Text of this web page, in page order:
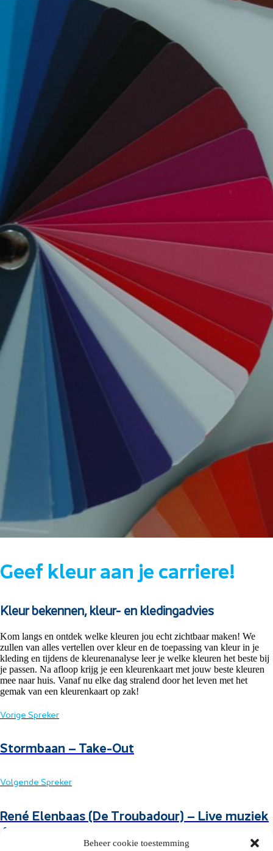
Beheer cookie toestemming
Geef kleur aan je carriere!
Kleur bekennen, kleur- en kledingadvies
Kom langs en ontdek welke kleuren jou echt zichtbaar maken! We
zullen van alles vertellen over kleur en de toepassing van kleur in je
kleding en tijdens de kleurenanalyse leer je welke kleuren het beste bij
je passen. Na afloop krijg je een kleurenkaart met jouw beste kleuren
mee naar huis. Vanaf nu elke dag stralend door het leven met het
gemak van een kleurenkaart op zak!
Vorige Spreker
Stormbaan – Take-Out
Volgende Spreker
René Elenbaas (De Troubadour) – Live muziek
4